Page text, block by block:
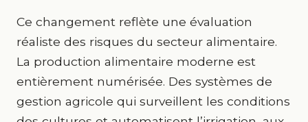
Ce changement reflète une évaluation
réaliste des risques du secteur alimentaire.
La production alimentaire moderne est
entièrement numérisée. Des systèmes de
gestion agricole qui surveillent les conditions